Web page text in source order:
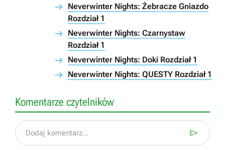
Neverwinter Nights: Żebracze Gniazdo
Rozdział 1
Neverwinter Nights: Czarnystaw
Rozdział 1
Neverwinter Nights: Doki Rozdział 1
Neverwinter Nights: QUESTY Rozdział 1
Komentarze czytelników
Dodaj komentarz... 